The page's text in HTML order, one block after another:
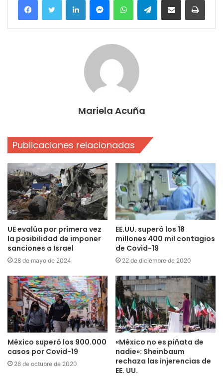
Mariela Acuña
Publicaciones relacionadas
UE evalúa por primera vez
la posibilidad de imponer
sanciones a Israel
28 de mayo de 2024
EE.UU. superó los 18
millones 400 mil contagios
de Covid-19
22 de diciembre de 2020
México superó los 900.000
casos por Covid-19
28 de octubre de 2020
«México no es piñata de
nadie»: Sheinbaum
rechaza las injerencias de
EE. UU.